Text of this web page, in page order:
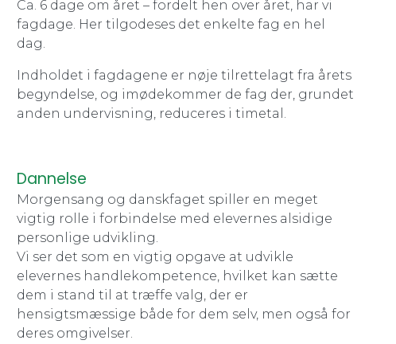
Ca. 6 dage om året – fordelt hen over året, har vi
fagdage. Her tilgodeses det enkelte fag en hel
dag.
Indholdet i fagdagene er nøje tilrettelagt fra årets
begyndelse, og imødekommer de fag der, grundet
anden undervisning, reduceres i timetal.
Dannelse
Morgensang og danskfaget spiller en meget
vigtig rolle i forbindelse med elevernes alsidige
personlige udvikling.
Vi ser det som en vigtig opgave at udvikle
elevernes handlekompetence, hvilket kan sætte
dem i stand til at træffe valg, der er
hensigtsmæssige både for dem selv, men også for
deres omgivelser.